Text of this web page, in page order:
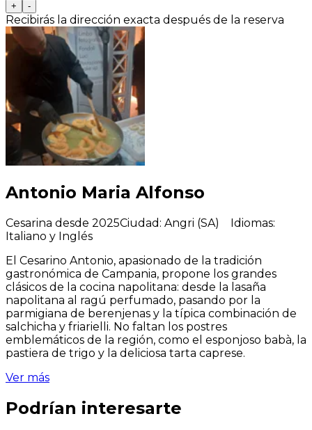
+ -
Recibirás la dirección exacta después de la reserva
Antonio Maria Alfonso
Cesarina desde 2025Ciudad : Angri (SA) Idiomas:
Italiano y Inglés
El Cesarino Antonio, apasionado de la tradición
gastronómica de Campania, propone los grandes
clásicos de la cocina napolitana: desde la lasaña
napolitana al ragú perfumado, pasando por la
parmigiana de berenjenas y la típica combinación de
salchicha y friarielli. No faltan los postres
emblemáticos de la región, como el esponjoso babà, la
pastiera de trigo y la deliciosa tarta caprese.
Ver más
Podrían interesarte